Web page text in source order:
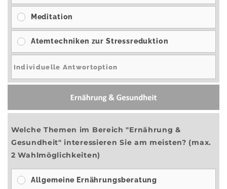
Meditation
Atemtechniken zur Stressreduktion
Welche Themen im Bereich "Ernährung &
Gesundheit" interessieren Sie am meisten? (max.
2 Wahlmöglichkeiten)
Allgemeine Ernährungsberatung